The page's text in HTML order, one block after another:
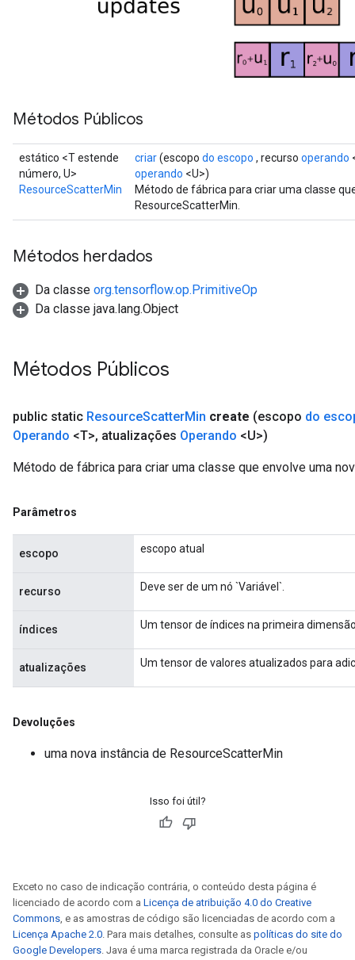
Métodos Públicos
estático <T estende
número, U>
ResourceScatterMin
criar(escopo do escopo , recurso operando
operando <U>)
Método de fábrica para criar uma classe
ResourceScatterMin.
Métodos herdados
Da classe org.tensorflow.op.PrimitiveOp
Da classe java.lang.Object
Métodos Públicos
public static ResourceScatterMin create (escopo do
Operando <T>, atualizações Operando <U>)
Método de fábrica para criar uma classe que envolve uma
Parâmetros
escopo escopo atual
recurso Deve ser de um nó `Variável`.
índices Um tensor de índices na primeira
atualizações Um tensor de valores atualizados para
Devoluções
uma nova instância de ResourceScatterMin
Isso foi útil?
Exceto no caso de indicação contrária, o conteúdo desta página é
licenciado de acordo com a Licença de atribuição 4.0 do Creative
Commons, e as amostras de código são licenciadas de acordo com a
Licença Apache 2.0. Para mais detalhes, consulte as políticas do site do
Google Developers. Java é uma marca registrada da Oracle e/ou